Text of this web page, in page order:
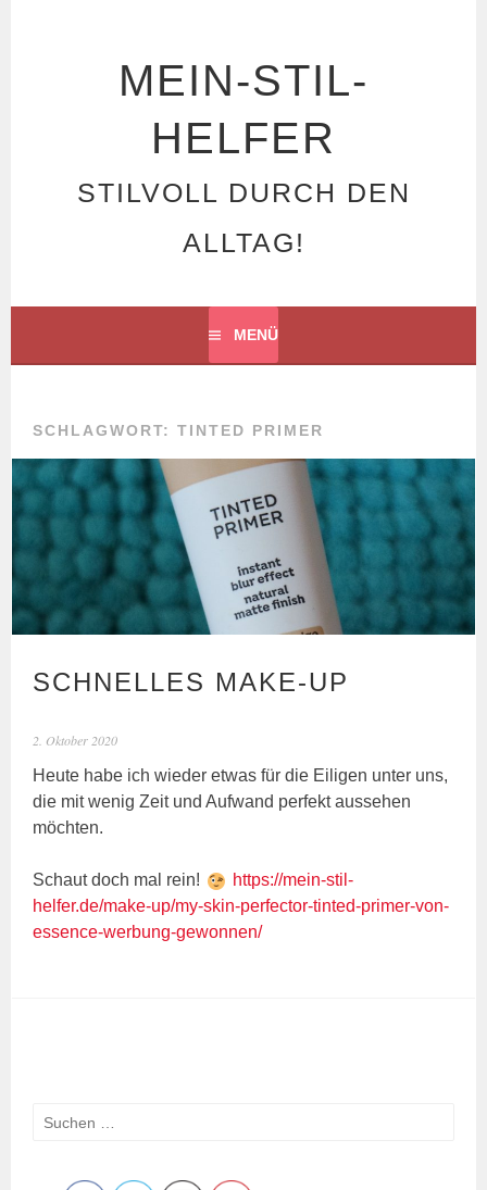
MEIN-STIL-
HELFER
STILVOLL DURCH DEN
ALLTAG!
MENÜ
SCHLAGWORT: TINTED PRIMER
SCHNELLES MAKE-UP
2. Oktober 2020
Heute habe ich wieder etwas für die Eiligen unter uns,
die mit wenig Zeit und Aufwand perfekt aussehen
möchten.
Schaut doch mal rein!
https://mein-stil-
helfer.de/make-up/my-skin-perfector-tinted-primer-von-
essence-werbung-gewonnen/
Suchen